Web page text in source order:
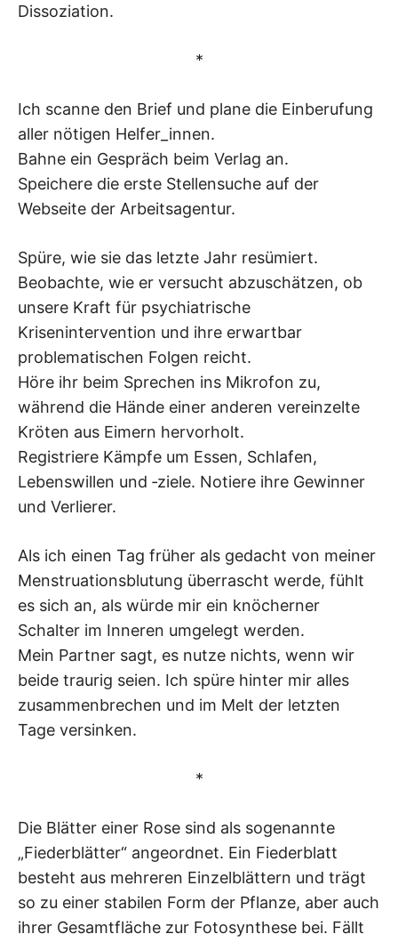
Dissoziation.
*
Ich scanne den Brief und plane die Einberufung
aller nötigen Helfer_innen.
Bahne ein Gespräch beim Verlag an.
Speichere die erste Stellensuche auf der
Webseite der Arbeitsagentur.
Spüre, wie sie das letzte Jahr resümiert.
Beobachte, wie er versucht abzuschätzen, ob
unsere Kraft für psychiatrische
Krisenintervention und ihre erwartbar
problematischen Folgen reicht.
Höre ihr beim Sprechen ins Mikrofon zu,
während die Hände einer anderen vereinzelte
Kröten aus Eimern hervorholt.
Registriere Kämpfe um Essen, Schlafen,
Lebenswillen und ‑ziele. Notiere ihre Gewinner
und Verlierer.
Als ich einen Tag früher als gedacht von meiner
Menstruationsblutung überrascht werde, fühlt
es sich an, als würde mir ein knöcherner
Schalter im Inneren umgelegt werden.
Mein Partner sagt, es nutze nichts, wenn wir
beide traurig seien. Ich spüre hinter mir alles
zusammenbrechen und im Melt der letzten
Tage versinken.
*
Die Blätter einer Rose sind als sogenannte
„Fiederblätter“ angeordnet. Ein Fiederblatt
besteht aus mehreren Einzelblättern und trägt
so zu einer stabilen Form der Pflanze, aber auch
ihrer Gesamtfläche zur Fotosynthese bei. Fällt